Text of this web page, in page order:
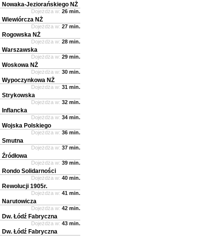
Nowaka-Jeziorańskiego NŻ
Dojeżdża w: 26 min.
Wiewiórcza NŻ
Dojeżdża w: 27 min.
Rogowska NŻ
Dojeżdża w: 28 min.
Warszawska
Dojeżdża w: 29 min.
Woskowa NŻ
Dojeżdża w: 30 min.
Wypoczynkowa NŻ
Dojeżdża w: 31 min.
Strykowska
Dojeżdża w: 32 min.
Inflancka
Dojeżdża w: 34 min.
Wojska Polskiego
Dojeżdża w: 36 min.
Smutna
Dojeżdża w: 37 min.
Źródłowa
Dojeżdża w: 39 min.
Rondo Solidarności
Dojeżdża w: 40 min.
Rewolucji 1905r.
Dojeżdża w: 41 min.
Narutowicza
Dojeżdża w: 42 min.
Dw. Łódź Fabryczna
Dojeżdża w: 43 min.
Dw. Łódź Fabryczna